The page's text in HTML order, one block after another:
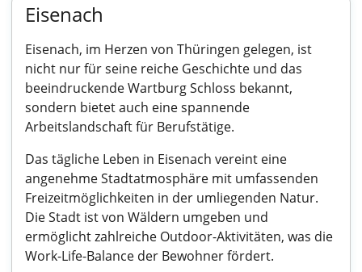
Eisenach
Eisenach, im Herzen von Thüringen gelegen, ist
nicht nur für seine reiche Geschichte und das
beeindruckende Wartburg Schloss bekannt,
sondern bietet auch eine spannende
Arbeitslandschaft für Berufstätige.
Das tägliche Leben in Eisenach vereint eine
angenehme Stadtatmosphäre mit umfassenden
Freizeitmöglichkeiten in der umliegenden Natur.
Die Stadt ist von Wäldern umgeben und
ermöglicht zahlreiche Outdoor-Aktivitäten, was die
Work-Life-Balance der Bewohner fördert.